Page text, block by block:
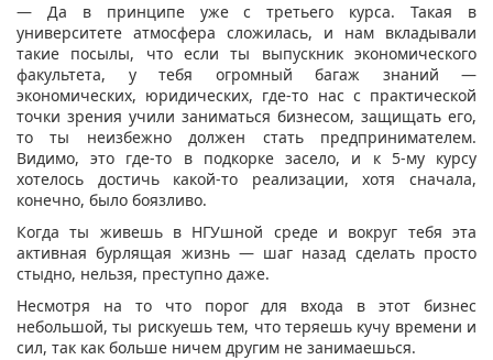
— Да в принципе уже с третьего курса. Такая в
университете атмосфера сложилась, и нам вкладывали
такие посылы, что если ты выпускник экономического
факультета, у тебя огромный багаж знаний —
экономических, юридических, где-то нас с практической
точки зрения учили заниматься бизнесом, защищать его,
то ты неизбежно должен стать предпринимателем.
Видимо, это где-то в подкорке засело, и к 5-му курсу
хотелось достичь какой-то реализации, хотя сначала,
конечно, было боязливо.
Когда ты живешь в НГУшной среде и вокруг тебя эта
активная бурлящая жизнь — шаг назад сделать просто
стыдно, нельзя, преступно даже.
Несмотря на то что порог для входа в этот бизнес
небольшой, ты рискуешь тем, что теряешь кучу времени и
сил, так как больше ничем другим не занимаешься.